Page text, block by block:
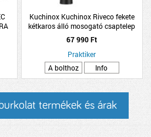
Kuchinox Kuchinox Riveco fekete
kétkaros álló mosogató csaptelep
víztisztítóhoz
67 990 Ft
Praktiker
A bolthoz
Info
termékek és árak